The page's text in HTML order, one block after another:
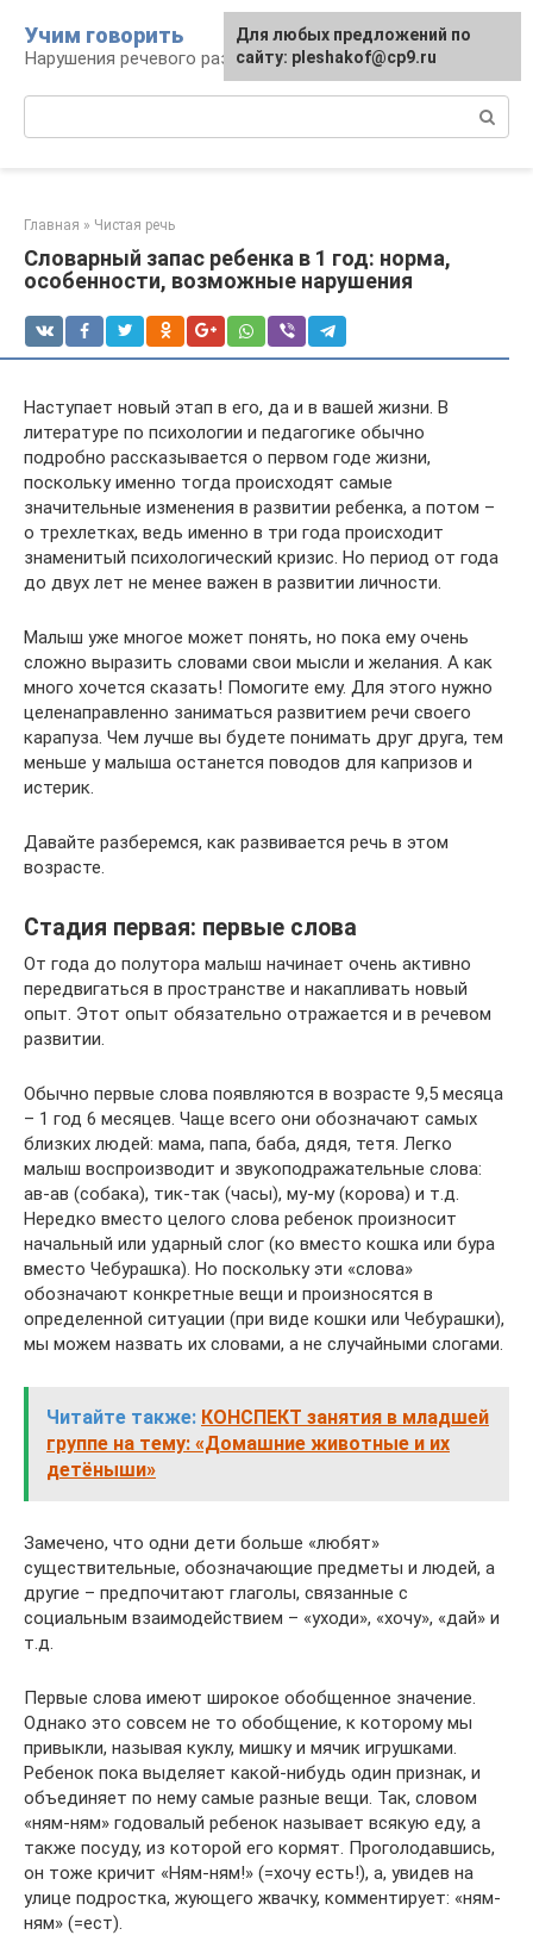
контенту
Учим говорить
Нарушения речевого развития
Главная » Чистая речь
Словарный запас ребенка в 1 год: норма,
особенности, возможные нарушения
Наступает новый этап в его, да и в вашей жизни. В
литературе по психологии и педагогике обычно
подробно рассказывается о первом годе жизни,
поскольку именно тогда происходят самые
значительные изменения в развитии ребенка, а потом –
о трехлетках, ведь именно в три года происходит
знаменитый психологический кризис. Но период от года
до двух лет не менее важен в развитии личности.
Малыш уже многое может понять, но пока ему очень
сложно выразить словами свои мысли и желания. А как
много хочется сказать! Помогите ему. Для этого нужно
целенаправленно заниматься развитием речи своего
карапуза. Чем лучше вы будете понимать друг друга, тем
меньше у малыша останется поводов для капризов и
истерик.
Давайте разберемся, как развивается речь в этом
возрасте.
Стадия первая: первые слова
От года до полутора малыш начинает очень активно
передвигаться в пространстве и накапливать новый
опыт. Этот опыт обязательно отражается и в речевом
развитии.
Обычно первые слова появляются в возрасте 9,5 месяца
– 1 год 6 месяцев. Чаще всего они обозначают самых
близких людей: мама, папа, баба, дядя, тетя. Легко
малыш воспроизводит и звукоподражательные слова:
ав-ав (собака), тик-так (часы), му-му (корова) и т.д.
Нередко вместо целого слова ребенок произносит
начальный или ударный слог (ко вместо кошка или бура
вместо Чебурашка). Но поскольку эти «слова»
обозначают конкретные вещи и произносятся в
определенной ситуации (при виде кошки или Чебурашки),
мы можем назвать их словами, а не случайными слогами.
Читайте также: КОНСПЕКТ занятия в младшей
группе на тему: «Домашние животные и их
детёныши»
Замечено, что одни дети больше «любят»
существительные, обозначающие предметы и людей, а
другие – предпочитают глаголы, связанные с
социальным взаимодействием – «уходи», «хочу», «дай» и
т.д.
Первые слова имеют широкое обобщенное значение.
Однако это совсем не то обобщение, к которому мы
привыкли, называя куклу, мишку и мячик игрушками.
Ребенок пока выделяет какой-нибудь один признак, и
объединяет по нему самые разные вещи. Так, словом
«ням-ням» годовалый ребенок называет всякую еду, а
также посуду, из которой его кормят. Проголодавшись,
он тоже кричит «Ням-ням!» (=хочу есть!), а, увидев на
улице подростка, жующего жвачку, комментирует: «ням-
ням» (=ест).
Для любых предложений по
сайту: pleshakof@cp9.ru